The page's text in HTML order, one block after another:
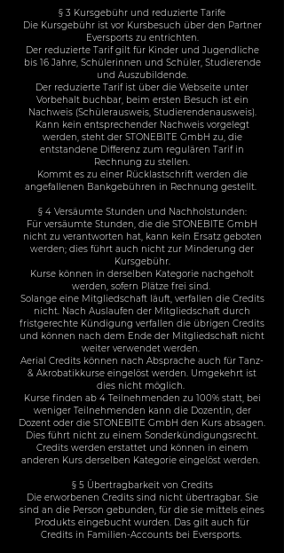
§ 3 Kursgebühr und reduzierte Tarife
Die Kursgebühr ist vor Kursbesuch über den Partner
Eversports zu entrichten.
Der reduzierte Tarif gilt für Kinder und Jugendliche
bis 16 Jahre, Schülerinnen und Schüler, Studierende
und Auszubildende.
Der reduzierte Tarif ist über die Webseite unter
Vorbehalt buchbar, beim ersten Besuch ist ein
Nachweis (Schülerausweis, Studierendenausweis).
Kann kein entsprechender Nachweis vorgelegt
werden, steht der STONEBITE GmbH zu, die
entstandene Differenz zum regulären Tarif in
Rechnung zu stellen.
Kommt es zu einer Rücklastschrift werden die
angefallenen Bankgebühren in Rechnung gestellt.
§ 4 Versäumte Stunden und Nachholstunden:
Für versäumte Stunden, die die STONEBITE GmbH
nicht zu verantworten hat, kann kein Ersatz geboten
werden; dies führt auch nicht zur Minderung der
Kursgebühr.
Kurse können in derselben Kategorie nachgeholt
werden, sofern Plätze frei sind.
Solange eine Mitgliedschaft läuft, verfallen die Credits
nicht. Nach Auslaufen der Mitgliedschaft durch
fristgerechte Kündigung verfallen die übrigen Credits
und können nach dem Ende der Mitgliedschaft nicht
weiter verwendet werden.
Aerial Credits können nach Absprache auch für Tanz-
& Akrobatikkurse eingelöst werden. Umgekehrt ist
dies nicht möglich.
Kurse finden ab 4 Teilnehmenden zu 100% statt, bei
weniger Teilnehmenden kann die Dozentin, der
Dozent oder die STONEBITE GmbH den Kurs absagen.
Dies führt nicht zu einem Sonderkündigungsrecht.
Credits werden erstattet und können in einem
anderen Kurs derselben Kategorie eingelöst werden.
§ 5 Übertragbarkeit von Credits
Die erworbenen Credits sind nicht übertragbar. Sie
sind an die Person gebunden, für die sie mittels eines
Produkts eingebucht wurden. Das gilt auch für
Credits in Familien-Accounts bei Eversports.